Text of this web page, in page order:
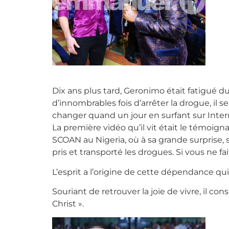
Dix ans plus tard, Geronimo était fatigué
d’innombrables fois d’arrêter la drogue, il
changer quand un jour en surfant sur
La première vidéo qu’il vit était le
SCOAN au Nigeria, où à sa grande
pris et transporté les drogues. Si vous ne
L’esprit a l’origine de cette dépendance
Souriant de retrouver la joie de vivre, il
Christ ».